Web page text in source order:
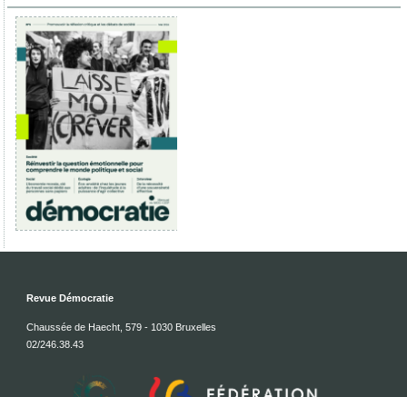
Revue Démocratie
Chaussée de Haecht, 579 - 1030 Bruxelles
02/246.38.43